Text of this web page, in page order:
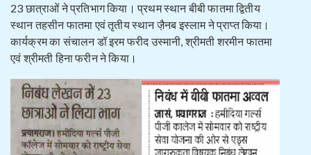
23 छात्राओं ने प्रतिभाग किया। प्रथम स्थान बीबी फातमा द्वितीय
स्थान तहसीन फातमा एवं तृतीय स्थान जै़नब इस्लाम ने प्राप्त किया।
कार्यक्रम का संचालन डॉ इरम फरीद उस्मानी, श्रीमती शरमीन फातमा
एवं श्रीमती हिना फरीन ने किया।